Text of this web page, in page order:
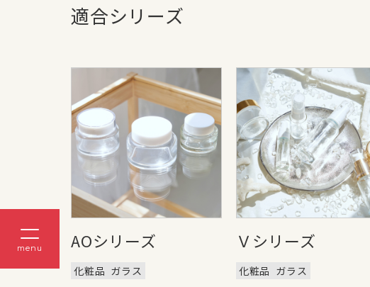
menu
適合シリーズ
AOシリーズ
化粧品 ガラス
Ｖシリーズ
化粧品 ガラス